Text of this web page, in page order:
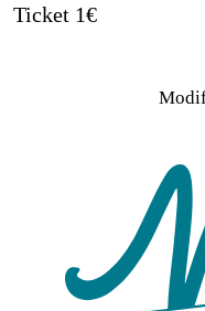
Ticket 1€